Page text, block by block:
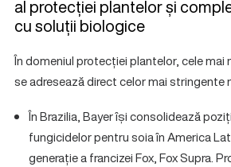
al protecției plantelor și
cu soluții biologice
În domeniul protecției plantelor, cele mai
se adresează direct celor mai stringente
În Brazilia, Bayer își consolidează
fungicidelor pentru soia în America
generație a francizei Fox, Fox Supra.